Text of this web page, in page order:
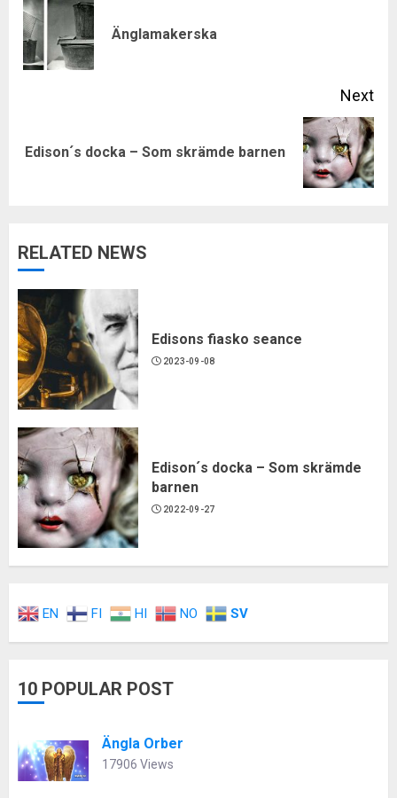
Reading
Änglamakerska
Next
Next
Edison´s docka – Som skrämde barnen
RELATED NEWS
Edisons fiasko seance
2023-09-08
Edison´s docka – Som skrämde
barnen
2022-09-27
EN FI HI NO SV
10 POPULAR POST
Ängla Orber
17906 Views